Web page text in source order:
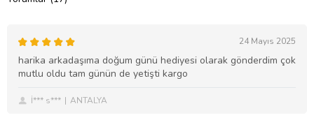
24 Mayıs 2025
harika arkadaşıma doğum günü hediyesi olarak gönderdim çok
mutlu oldu tam günün de yetişti kargo
İ*** s*** ANTALYA